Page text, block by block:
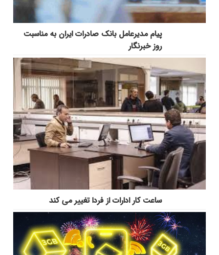
پیام مدیرعامل بانک صادرات ایران به مناسبت
روز خبرنگار
ساعت کار ادارات از فردا تغییر می کند